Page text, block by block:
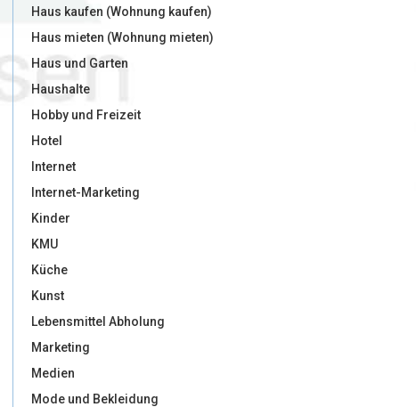
Haus kaufen (Wohnung kaufen)
Haus mieten (Wohnung mieten)
Haus und Garten
Haushalte
Hobby und Freizeit
Hotel
Internet
Internet-Marketing
Kinder
KMU
Küche
Kunst
Lebensmittel Abholung
Marketing
Medien
Mode und Bekleidung